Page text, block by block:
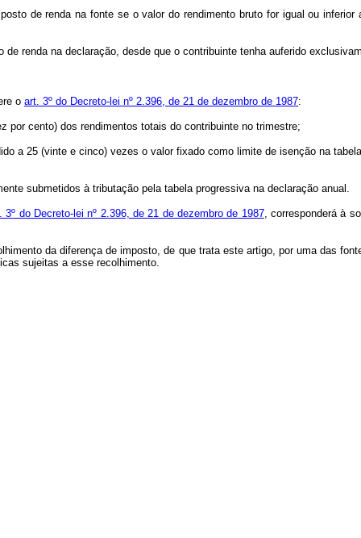
de renda na fonte se o valor do rendimento bruto for igual ou inferior
na declaração, desde que o contribuinte tenha auferido
o art. 3º do Decreto-lei nº 2.396, de 21 de dezembro de 1987:
cento) dos rendimentos totais do contribuinte no trimestre;
25 (vinte e cinco) vezes o valor fixado como limite de isenção na
submetidos à tributação pela tabela progressiva na declaração anual.
3º do Decreto-lei nº 2.396, de 21 de dezembro de 1987, corresponderá à
da diferença de imposto, de que trata este artigo, por uma das
sujeitas a esse recolhimento.